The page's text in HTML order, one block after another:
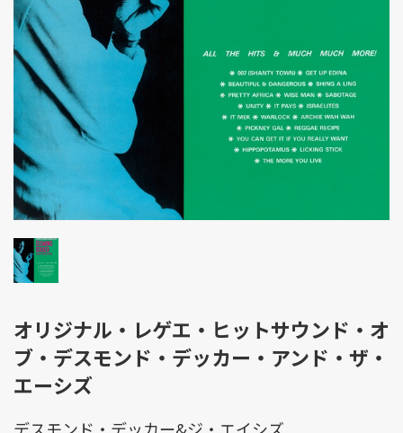
オリジナル・レゲエ・ヒットサウンド・オ
ブ・デスモンド・デッカー・アンド・ザ・
エーシズ